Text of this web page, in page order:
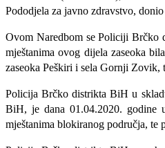
Pododjela za javno zdravstvo,
Ovom Naredbom se Policiji Brčko
mještanima ovog dijela zaseoka
zaseoka Peškiri i sela Gornji Zovik,
Policija Brčko distrikta BiH u
BiH, je dana 01.04.2020. godine
mještanima blokiranog područja, te